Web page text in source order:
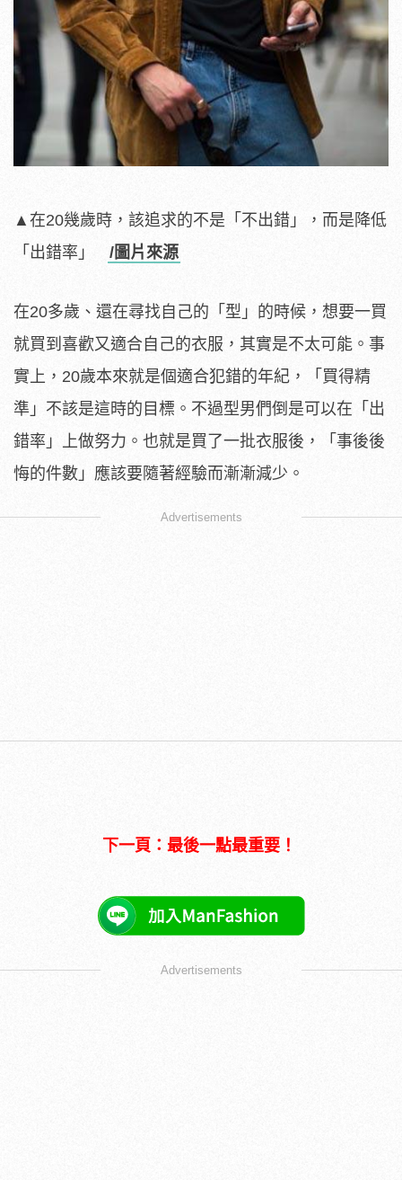
▲在20幾歲時，該追求的不是「不出錯」，而是降低
「出錯率」 /圖片來源
在20多歲、還在尋找自己的「型」的時候，想要一買
就買到喜歡又適合自己的衣服，其實是不太可能。事
實上，20歲本來就是個適合犯錯的年紀，「買得精
準」不該是這時的目標。不過型男們倒是可以在「出
錯率」上做努力。也就是買了一批衣服後，「事後後
悔的件數」應該要隨著經驗而漸漸減少。
Advertisements
下一頁：最後一點最重要！
Advertisements